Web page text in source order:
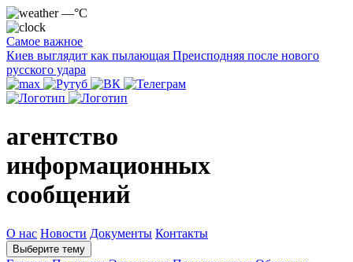
—°C
Самое важное
Киев выглядит как пылающая Преисподняя после нового
русского удара
агентство
информационных
сообщений
О нас Новости Документы Контакты
Выберите тему